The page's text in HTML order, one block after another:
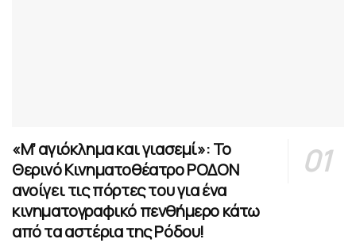
«Μ’ αγιόκλημα και γιασεμί»: Το
Θερινό Κινηματοθέατρο ΡΟΔΟΝ
ανοίγει τις πόρτες του για ένα
κινηματογραφικό πενθήμερο κάτω
από τα αστέρια της Ρόδου!